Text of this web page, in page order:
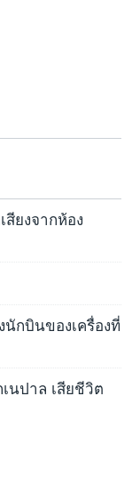
ยงจากห้อง
กบินของเครื่องที่
นปาล เสียชีวิต